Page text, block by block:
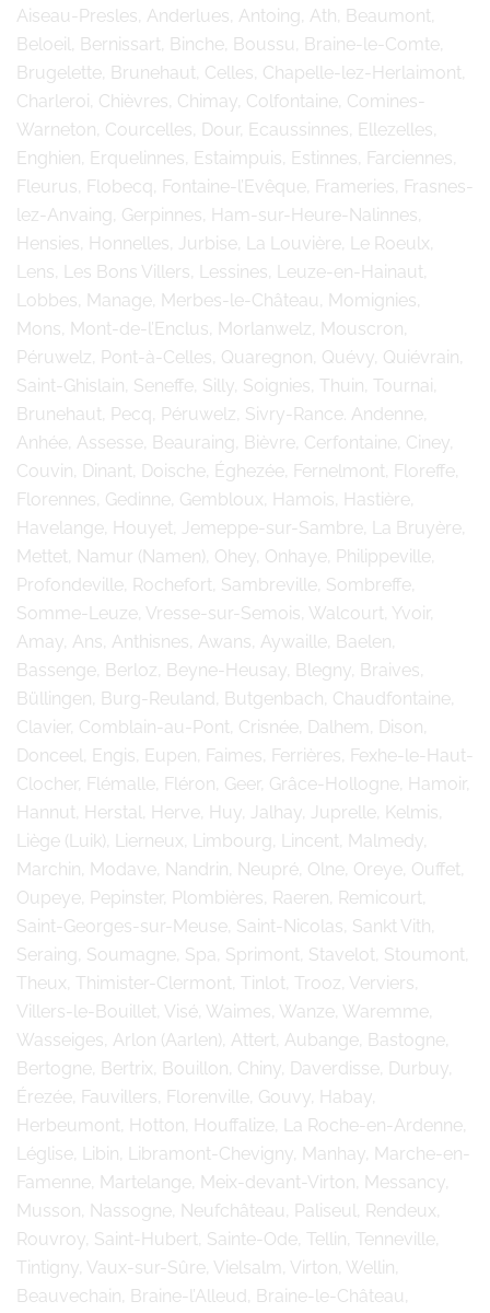
Aiseau-Presles, Anderlues, Antoing, Ath, Beaumont,
Beloeil, Bernissart, Binche, Boussu, Braine-le-Comte,
Brugelette, Brunehaut, Celles, Chapelle-lez-Herlaimont,
Charleroi, Chièvres, Chimay, Colfontaine, Comines-
Warneton, Courcelles, Dour, Ecaussinnes, Ellezelles,
Enghien, Erquelinnes, Estaimpuis, Estinnes, Farciennes,
Fleurus, Flobecq, Fontaine-l’Evêque, Frameries, Frasnes-
lez-Anvaing, Gerpinnes, Ham-sur-Heure-Nalinnes,
Hensies, Honnelles, Jurbise, La Louvière, Le Roeulx,
Lens, Les Bons Villers, Lessines, Leuze-en-Hainaut,
Lobbes, Manage, Merbes-le-Château, Momignies,
Mons, Mont-de-l’Enclus, Morlanwelz, Mouscron,
Péruwelz, Pont-à-Celles, Quaregnon, Quévy, Quiévrain,
Saint-Ghislain, Seneffe, Silly, Soignies, Thuin, Tournai,
Brunehaut, Pecq, Péruwelz, Sivry-Rance. Andenne,
Anhée, Assesse, Beauraing, Bièvre, Cerfontaine, Ciney,
Couvin, Dinant, Doische, Éghezée, Fernelmont, Floreffe,
Florennes, Gedinne, Gembloux, Hamois, Hastière,
Havelange, Houyet, Jemeppe-sur-Sambre, La Bruyère,
Mettet, Namur (Namen), Ohey, Onhaye, Philippeville,
Profondeville, Rochefort, Sambreville, Sombreffe,
Somme-Leuze, Vresse-sur-Semois, Walcourt, Yvoir,
Amay, Ans, Anthisnes, Awans, Aywaille, Baelen,
Bassenge, Berloz, Beyne-Heusay, Blegny, Braives,
Büllingen, Burg-Reuland, Butgenbach, Chaudfontaine,
Clavier, Comblain-au-Pont, Crisnée, Dalhem, Dison,
Donceel, Engis, Eupen, Faimes, Ferrières, Fexhe-le-Haut-
Clocher, Flémalle, Fléron, Geer, Grâce-Hollogne, Hamoir,
Hannut, Herstal, Herve, Huy, Jalhay, Juprelle, Kelmis,
Liège (Luik), Lierneux, Limbourg, Lincent, Malmedy,
Marchin, Modave, Nandrin, Neupré, Olne, Oreye, Ouffet,
Oupeye, Pepinster, Plombières, Raeren, Remicourt,
Saint-Georges-sur-Meuse, Saint-Nicolas, Sankt Vith,
Seraing, Soumagne, Spa, Sprimont, Stavelot, Stoumont,
Theux, Thimister-Clermont, Tinlot, Trooz, Verviers,
Villers-le-Bouillet, Visé, Waimes, Wanze, Waremme,
Wasseiges, Arlon (Aarlen), Attert, Aubange, Bastogne,
Bertogne, Bertrix, Bouillon, Chiny, Daverdisse, Durbuy,
Érezée, Fauvillers, Florenville, Gouvy, Habay,
Herbeumont, Hotton, Houffalize, La Roche-en-Ardenne,
Léglise, Libin, Libramont-Chevigny, Manhay, Marche-en-
Famenne, Martelange, Meix-devant-Virton, Messancy,
Musson, Nassogne, Neufchâteau, Paliseul, Rendeux,
Rouvroy, Saint-Hubert, Sainte-Ode, Tellin, Tenneville,
Tintigny, Vaux-sur-Sûre, Vielsalm, Virton, Wellin,
Beauvechain, Braine-l’Alleud, Braine-le-Château,